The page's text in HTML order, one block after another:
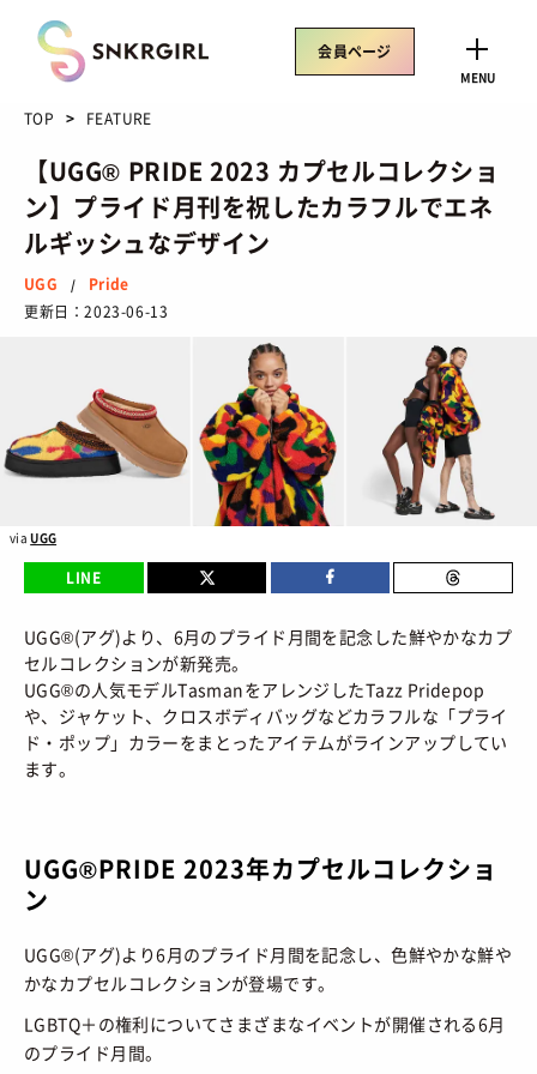
content
CLOSE
トレンドワード
サイズ感
コラボ
サンダル
Salomon
SNEAKERS
/ スニーカートップ
BRANDS
COLORS/ カラーで探す
CALENDAR/ 発売日カレンダー
STYLES
TOP/ スタイルトップ
/ ストリートスナップ
BEAUTY
COSMETICS / コスメアイテム
KOREAN COSME/ 韓国コスメ
MAKE UP/ チュートリアル
FASHION/ ファション
SHOPS/ ショップ情報
CULTURE
TOP/ カルチャートップ
MOVIE/ 映画・ドラマ
ABOUT
SNKRGIRLとは
会員ログイン
会員ページ
MENU
TOP FEATURE
【UGG® PRIDE 2023 カプセルコレクショ
ン】プライド月刊を祝したカラフルでエネ
ルギッシュなデザイン
UGG / Pride
更新日：2023-06-13
viaUGG
LINE
UGG®(アグ)より、6月のプライド月間を記念した鮮やかなカプ
セルコレクションが新発売。
UGG®の人気モデルTasmanをアレンジしたTazz Pridepop
や、ジャケット、クロスボディバッグなどカラフルな「プライ
ド・ポップ」カラーをまとったアイテムがラインアップしてい
ます。
UGG®PRIDE 2023年カプセルコレクショ
ン
UGG®(アグ)より6月のプライド月間を記念し、色鮮やかな鮮や
かなカプセルコレクションが登場です。
LGBTQ＋の権利についてさまざまなイベントが開催される6月
のプライド月間。